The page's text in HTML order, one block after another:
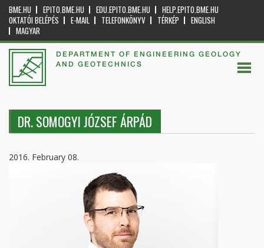
BME.HU EPITO.BME.HU EDU.EPITO.BME.HU
HELP.EPITO.BME.HU
OKTATÓI BELÉPÉS
E-MAIL TELEFONKÖNYV TÉRKÉP
ENGLISH
MAGYAR
DEPARTMENT OF ENGINEERING GEOLOGY
AND GEOTECHNICS
DR. SOMOGYI JÓZSEF ÁRPÁD
2016. February 08.